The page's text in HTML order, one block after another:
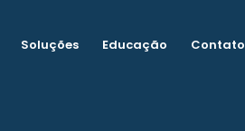
Soluções Educação Contato